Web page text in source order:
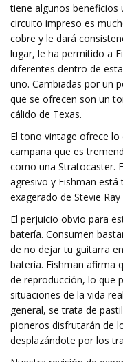
tiene algunos beneficios
circuito impreso es
cobre y le dará
lugar, le ha permitido a
diferentes dentro de
uno. Cambiadas por un
que se ofrecen son un
cálido de Texas.
El tono vintage ofrece lo
campana que es
como una Stratocaster.
agresivo y Fishman
exagerado de Stevie Ray
El perjuicio obvio para
batería. Consumen
de no dejar tu guitarra
batería. Fishman afirma
de reproducción, lo que
situaciones de la vida
general, se trata de
pioneros disfrutarán de
desplazándote por los